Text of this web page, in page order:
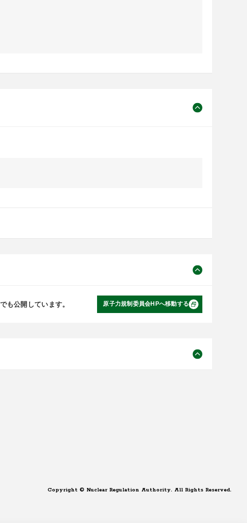
も公開しています。 原子力規制委員会HPへ移動する
Copyright © Nuclear Regulation Authority. All Rights Reserved.